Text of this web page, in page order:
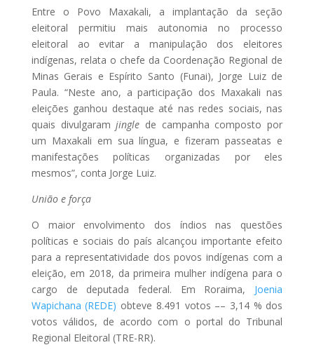
Entre o Povo Maxakali, a implantação da seção
eleitoral permitiu mais autonomia no processo
eleitoral ao evitar a manipulação dos eleitores
indígenas, relata o chefe da Coordenação Regional de
Minas Gerais e Espírito Santo (Funai), Jorge Luiz de
Paula. “Neste ano, a participação dos Maxakali nas
eleições ganhou destaque até nas redes sociais, nas
quais divulgaramjingle de campanha composto por
um Maxakali em sua língua, e fizeram passeatas e
manifestações políticas organizadas por eles
mesmos”, conta Jorge Luiz.
União e força
O maior envolvimento dos índios nas questões
políticas e sociais do país alcançou importante efeito
para a representatividade dos povos indígenas com a
eleição, em 2018, da primeira mulher indígena para o
cargo de deputada federal. Em Roraima, Joenia
Wapichana (REDE) obteve 8.491 votos –– 3,14 % dos
votos válidos, de acordo com o portal do Tribunal
Regional Eleitoral (TRE-RR).